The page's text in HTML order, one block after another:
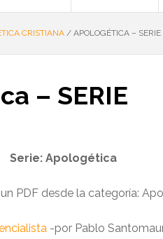
CRISTIANA / APOLOGÉTICA – SERIE
– SERIE
Serie: Apologética
un PDF desde la categoría:
-por Pablo